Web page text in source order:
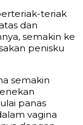
teriak
dan
semakin ke
penisku
semakin
panas
vagina